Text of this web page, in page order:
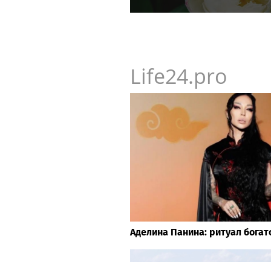
Life24.pro
Аделина Панина: ритуал